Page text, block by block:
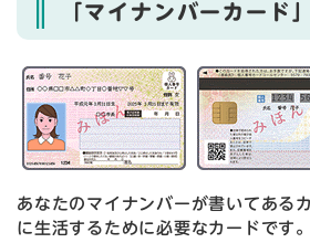
「マイナンバーカード
あなたのマイナンバーが書いてある
に生活するために必要なカードです。